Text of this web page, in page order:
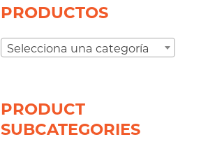
PRODUCTOS
Selecciona una categoría
PRODUCT
SUBCATEGORIES